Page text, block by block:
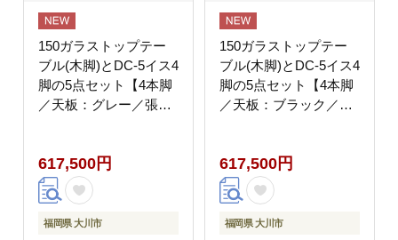
150ガラストップテー
ブル(木脚)とDC-5イス4
脚の5点セット【4本脚
／天板：グレー／張
617,500円
福岡県 大川市
150ガラストップテー
ブル(木脚)とDC-5イス4
脚の5点セット【4本脚
／天板：ブラック／張
617,500円
福岡県 大川市